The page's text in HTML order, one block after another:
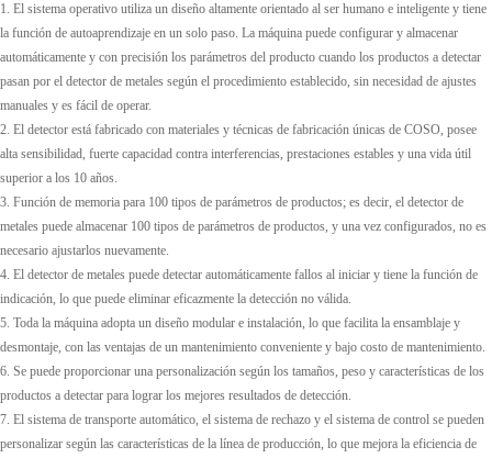
1. El sistema operativo utiliza un diseño altamente orientado al ser humano e inteligente y tiene
la función de autoaprendizaje en un solo paso. La máquina puede configurar y almacenar
automáticamente y con precisión los parámetros del producto cuando los productos a detectar
pasan por el detector de metales según el procedimiento establecido, sin necesidad de ajustes
manuales y es fácil de operar.
2. El detector está fabricado con materiales y técnicas de fabricación únicas de COSO, posee
alta sensibilidad, fuerte capacidad contra interferencias, prestaciones estables y una vida útil
superior a los 10 años.
3. Función de memoria para 100 tipos de parámetros de productos; es decir, el detector de
metales puede almacenar 100 tipos de parámetros de productos, y una vez configurados, no es
necesario ajustarlos nuevamente.
4. El detector de metales puede detectar automáticamente fallos al iniciar y tiene la función de
indicación, lo que puede eliminar eficazmente la detección no válida.
5. Toda la máquina adopta un diseño modular e instalación, lo que facilita la ensamblaje y
desmontaje, con las ventajas de un mantenimiento conveniente y bajo costo de mantenimiento.
6. Se puede proporcionar una personalización según los tamaños, peso y características de los
productos a detectar para lograr los mejores resultados de detección.
7. El sistema de transporte automático, el sistema de rechazo y el sistema de control se pueden
personalizar según las características de la línea de producción, lo que mejora la eficiencia de